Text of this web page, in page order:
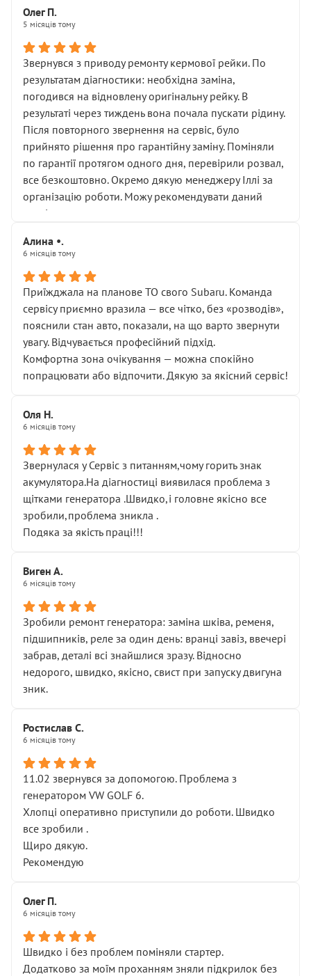
Олег П.
5 місяців тому
Звернувся з приводу ремонту кермової рейки. По
результатам діагностики: необхідна заміна,
погодився на відновлену оригінальну рейку. В
результаті через тиждень вона почала пускати рідину.
Після повторного звернення на сервіс, було
прийнято рішення про гарантійну заміну. Поміняли
по гарантії протягом одного дня, перевірили розвал,
все безкоштовно. Окремо дякую менеджеру Іллі за
організацію роботи. Можу рекомендувати даний
сервіс.
Алина •.
6 місяців тому
Приїжджала на планове ТО свого Subaru. Команда
сервісу приємно вразила — все чітко, без «розводів»,
пояснили стан авто, показали, на що варто звернути
увагу. Відчувається професійний підхід.
Комфортна зона очікування — можна спокійно
попрацювати або відпочити. Дякую за якісний сервіс!
Оля Н.
6 місяців тому
Звернулася у Сервіс з питанням,чому горить знак
акумулятора.На діагностиці виявилася проблема з
щітками генератора .Швидко,і головне якісно все
зробили,проблема зникла .
Подяка за якість праці!!!
Виген А.
6 місяців тому
Зробили ремонт генератора: заміна шківа, ременя,
підшипників, реле за один день: вранці завіз, ввечері
забрав, деталі всі знайшлися зразу. Відносно
недорого, швидко, якісно, свист при запуску двигуна
зник.
Ростислав С.
6 місяців тому
11.02 звернувся за допомогою. Проблема з
генератором VW GOLF 6.
Хлопці оперативно приступили до роботи. Швидко
все зробили .
Щиро дякую.
Рекомендую
Олег П.
6 місяців тому
Швидко і без проблем поміняли стартер.
Додатково за моїм проханням зняли підкрилок без